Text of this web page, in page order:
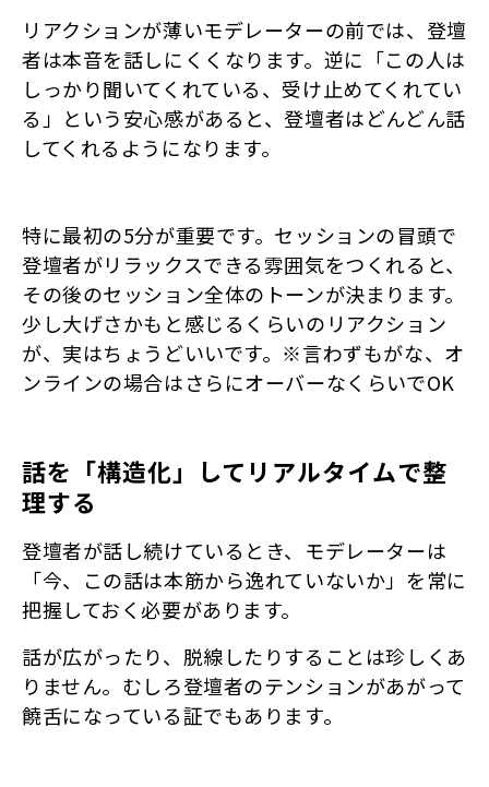
リアクションが薄いモデレーターの前では、登壇
者は本音を話しにくくなります。逆に「この人は
しっかり聞いてくれている、受け止めてくれてい
る」という安心感があると、登壇者はどんどん話
してくれるようになります。
特に最初の5分が重要です。セッションの冒頭で
登壇者がリラックスできる雰囲気をつくれると、
その後のセッション全体のトーンが決まります。
少し大げさかもと感じるくらいのリアクション
が、実はちょうどいいです。※言わずもがな、オ
ンラインの場合はさらにオーバーなくらいでOK
話を「構造化」してリアルタイムで整
理する
登壇者が話し続けているとき、モデレーターは
「今、この話は本筋から逸れていないか」を常に
把握しておく必要があります。
話が広がったり、脱線したりすることは珍しくあ
りません。むしろ登壇者のテンションがあがって
饒舌になっている証でもあります。